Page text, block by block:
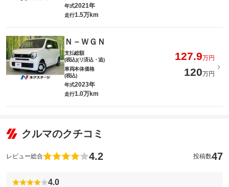
年式2021年
走行1.5万km
Ｎ－ＷＧＮ
支払総額
(税込)(リ済込・追)
127.9万円
車両本体価格
(税込)
120万円
年式2023年
走行1.0万km
クルマのクチコミ
レビュー総合 4.2 投稿数47
4.0